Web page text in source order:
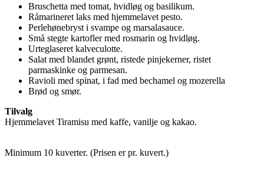
Bruschetta med tomat, hvidløg og basilikum.
Råmarineret laks med hjemmelavet pesto.
Perlehønebryst i svampe og marsalasauce.
Små stegte kartofler med rosmarin og hvidløg.
Urteglaseret kalveculotte.
Salat med blandet grønt, ristede pinjekerner, ristet
parmaskinke og parmesan.
Ravioli med spinat, i fad med bechamel og mozerella
Brød og smør.
Tilvalg
Hjemmelavet Tiramisu med kaffe, vanilje og kakao.
Minimum 10 kuverter. (Prisen er pr. kuvert.)